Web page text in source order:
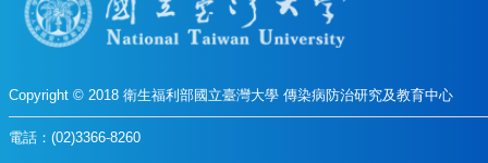
Copyright © 2018 衛生福利部國立臺灣大學 傳染病防治研究及教育中心
電話：(02)3366-8260